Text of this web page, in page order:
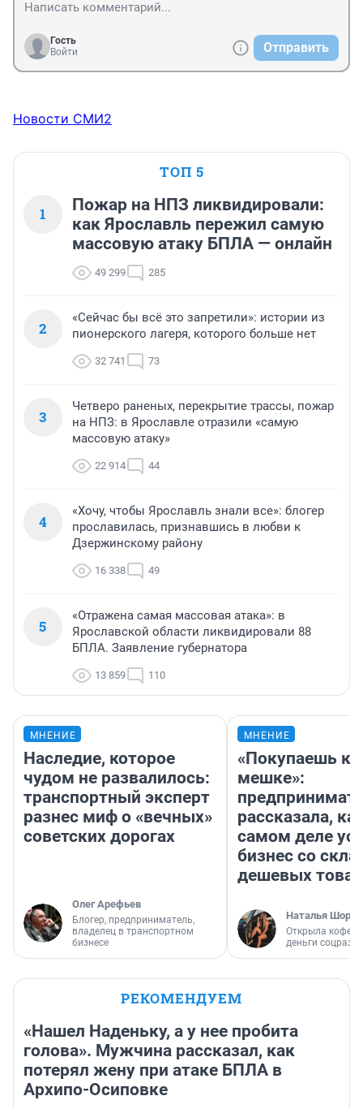
Гость
Войти
Отправить
Новости СМИ2
ТОП 5
1
Пожар на НПЗ ликвидировали:
как Ярославль пережил самую
массовую атаку БПЛА — онлайн
49 299 285
2
«Сейчас бы всё это запретили»: истории из
пионерского лагеря, которого больше нет
32 741 73
3
Четверо раненых, перекрытие трассы, пожар
на НПЗ: в Ярославле отразили «самую
массовую атаку»
22 914 44
4
«Хочу, чтобы Ярославль знали все»: блогер
прославилась, признавшись в любви к
Дзержинскому району
16 338 49
5
«Отражена самая массовая атака»: в
Ярославской области ликвидировали 88
БПЛА. Заявление губернатора
13 859 110
МНЕНИЕ
Наследие, которое
чудом не развалилось:
транспортный эксперт
разнес миф о «вечных»
советских дорогах
Олег Арефьев
Блогер, предприниматель,
владелец в транспортном
бизнесе
МНЕНИЕ
«Покупаешь
мешке»:
рассказала,
самом деле
бизнес со
дешевых
Наталья
Открыла
деньги
РЕКОМЕНДУЕМ
«Нашел Наденьку, а у нее пробита
голова». Мужчина рассказал, как
потерял жену при атаке БПЛА в
Архипо-Осиповке